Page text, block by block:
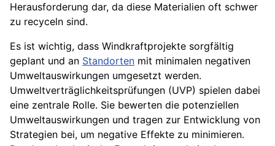
Herausforderung dar, da diese Materialien oft schwer
zu recyceln sind.
Es ist wichtig, dass Windkraftprojekte sorgfältig
geplant und an Standorten mit minimalen negativen
Umweltauswirkungen umgesetzt werden.
Umweltverträglichkeitsprüfungen (UVP) spielen dabei
eine zentrale Rolle. Sie bewerten die potenziellen
Umweltauswirkungen und tragen zur Entwicklung von
Strategien bei, um negative Effekte zu minimieren.